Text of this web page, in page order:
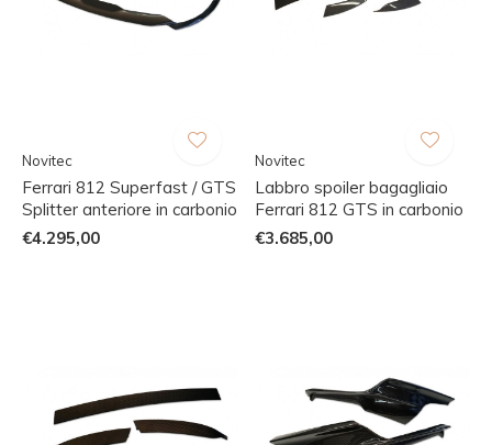
Novitec
Ferrari 812 Superfast / GTS
Splitter anteriore in carbonio
€4.295,00
Novitec
Labbro spoiler bagagliaio
Ferrari 812 GTS in carbonio
€3.685,00